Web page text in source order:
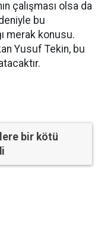
çalışması olsa da
bu
merak konusu.
Yusuf Tekin, bu
bir kötü